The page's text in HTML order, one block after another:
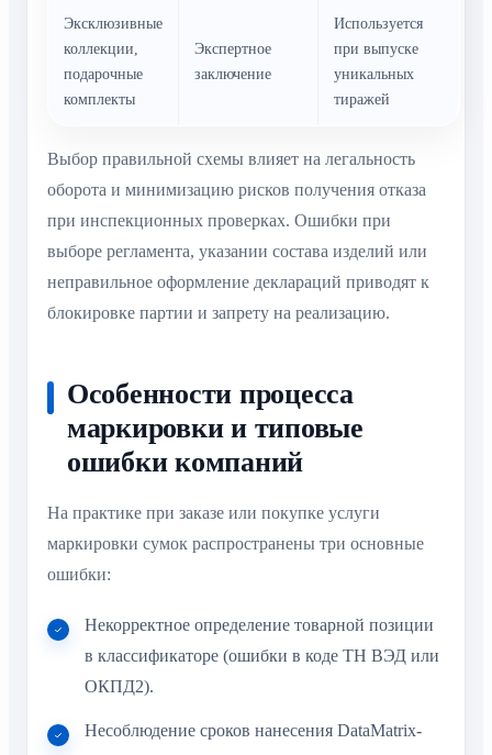
Эксклюзивные
коллекции,
подарочные
комплекты
Экспертное
заключение
Используется
при выпуске
уникальных
тиражей
Выбор правильной схемы влияет на легальность
оборота и минимизацию рисков получения отказа
при инспекционных проверках. Ошибки при
выборе регламента, указании состава изделий или
неправильное оформление деклараций приводят к
блокировке партии и запрету на реализацию.
Особенности процесса
маркировки и типовые
ошибки компаний
На практике при заказе или покупке услуги
маркировки сумок распространены три основные
ошибки:
Некорректное определение товарной позиции
в классификаторе (ошибки в коде ТН ВЭД или
ОКПД2).
Несоблюдение сроков нанесения DataMatrix-